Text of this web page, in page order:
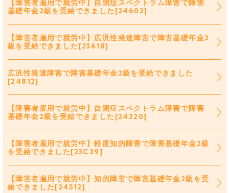
【障害者雇用で就労中】自閉症スペクトラム障害で障害
基礎年金2級を受給できました[24602]
【障害者雇用で就労中】広汎性発達障害で障害基礎年金2
級を受給できました[23618]
広汎性発達障害で障害基礎年金2級を受給できました
[24812]
【障害者雇用で就労中】自閉症スペクトラム障害で障害
基礎年金2級を受給できました[24320]
【障害者雇用で就労中】軽度知的障害で障害基礎年金2級
を受給できました[23C39]
【障害者雇用で就労中】知的障害で障害基礎年金2級を受
給できました[24512]